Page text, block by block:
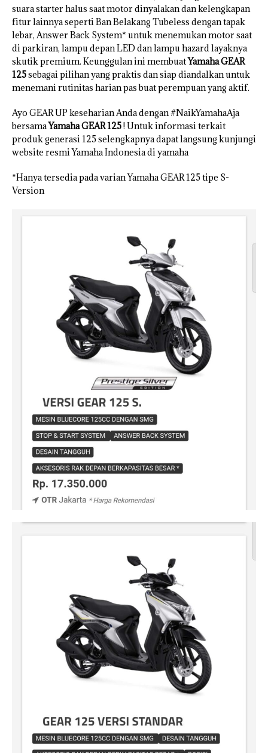
suara starter halus saat motor dinyalakan dan kelengkapan
fitur lainnya seperti Ban Belakang Tubeless dengan tapak
lebar, Answer Back System* untuk menemukan motor saat
di parkiran, lampu depan LED dan lampu hazard layaknya
skutik premium. Keunggulan ini membuatYamaha GEAR
125sebagai pilihan yang praktis dan siap diandalkan untuk
menemani rutinitas harian pas buat perempuan yang aktif.
Ayo GEAR UP keseharian Anda dengan #NaikYamahaAja
bersamaYamaha GEAR 125! Untuk informasi terkait
produk generasi 125 selengkapnya dapat langsung kunjungi
website resmi Yamaha Indonesia di yamaha
*Hanya tersedia pada varian Yamaha GEAR 125 tipe S-
Version